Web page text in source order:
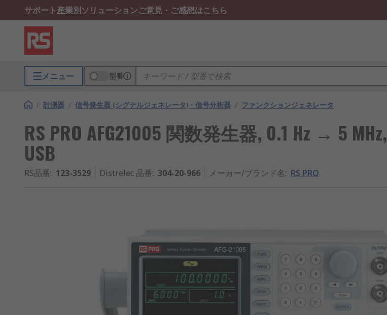
サポート産業別ソリューションご意見・ご感想はこちら
メニュー 型番
/ 計測器 / 信号発生器 (シグナルジェネレータ)・信号分析器 / ファンクションジェネレータ
RS PRO AFG21005 関数発生器, 0.1 Hz → 5 MHz,
USB
RS品番: 123-3529 Distrelec 品番: 304-20-966 メーカー/ブランド名: RS PRO